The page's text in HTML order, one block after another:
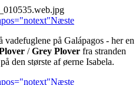
Næste
på Galápagos - her en
/Grey Plover fra stranden
den største af øerne Isabela.
Næste